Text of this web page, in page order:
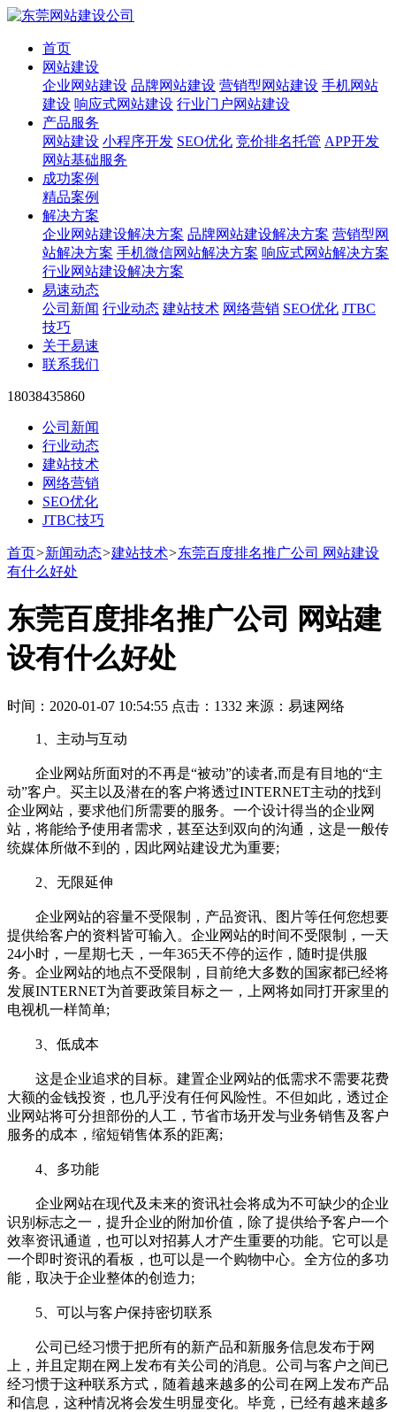
首页
网站建设
企业网站建设 品牌网站建设 营销型网站建设 手机网站
建设 响应式网站建设 行业门户网站建设
产品服务
网站建设 小程序开发 SEO优化 竞价排名托管 APP开发
网站基础服务
成功案例
精品案例
解决方案
企业网站建设解决方案 品牌网站建设解决方案 营销型网
站解决方案 手机微信网站解决方案 响应式网站解决方案
行业网站建设解决方案
易速动态
公司新闻 行业动态 建站技术 网络营销 SEO优化 JTBC
技巧
关于易速
联系我们
18038435860
公司新闻
行业动态
建站技术
网络营销
SEO优化
JTBC技巧
首页>新闻动态>建站技术>东莞百度排名推广公司 网站建设
有什么好处
东莞百度排名推广公司 网站建
设有什么好处
时间：2020-01-07 10:54:55 点击：1332 来源：易速网络
1、主动与互动
企业网站所面对的不再是“被动”的读者,而是有目地的“主
动”客户。买主以及潜在的客户将透过INTERNET主动的找到
企业网站，要求他们所需要的服务。一个设计得当的企业网
站，将能给予使用者需求，甚至达到双向的沟通，这是一般传
统媒体所做不到的，因此网站建设尤为重要;
2、无限延伸
企业网站的容量不受限制，产品资讯、图片等任何您想要
提供给客户的资料皆可输入。企业网站的时间不受限制，一天
24小时，一星期七天，一年365天不停的运作，随时提供服
务。企业网站的地点不受限制，目前绝大多数的国家都已经将
发展INTERNET为首要政策目标之一，上网将如同打开家里的
电视机一样简单;
3、低成本
这是企业追求的目标。建置企业网站的低需求不需要花费
大额的金钱投资，也几乎没有任何风险性。不但如此，透过企
业网站将可分担部份的人工，节省市场开发与业务销售及客户
服务的成本，缩短销售体系的距离;
4、多功能
企业网站在现代及未来的资讯社会将成为不可缺少的企业
识别标志之一，提升企业的附加价值，除了提供给予客户一个
效率资讯通道，也可以对招募人才产生重要的功能。它可以是
一个即时资讯的看板，也可以是一个购物中心。全方位的多功
能，取决于企业整体的创造力;
5、可以与客户保持密切联系
公司已经习惯于把所有的新产品和新服务信息发布于网
上，并且定期在网上发布有关公司的消息。公司与客户之间已
经习惯于这种联系方式，随着越来越多的公司在网上发布产品
和信息，这种情况将会发生明显变化。毕竟，已经有越来越多